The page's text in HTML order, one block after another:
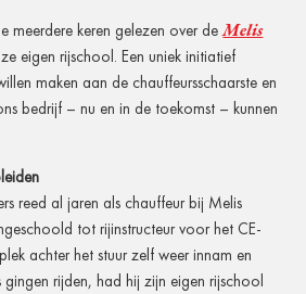
meerdere keren gelezen over deMelis
eigen rijschool. Een uniek initiatief
maken aan de chauffeursschaarste en
bedrijf – nu en in de toekomst – kunnen
reed al jaren als chauffeur bij Melis
tot rijinstructeur voor het CE-
achter het stuur zelf weer innam en
rijden, had hij zijn eigen rijschool